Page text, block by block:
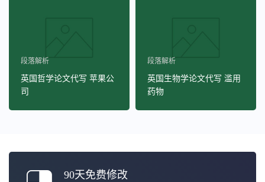
段落解析
英国哲学论文代写 苹果公
司
段落解析
英国生物学论文代写 滥用
药物
90天免费修改